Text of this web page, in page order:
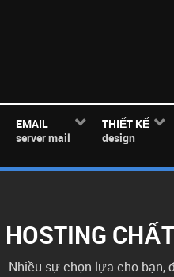
EMAIL
server mail
THIẾT KẾ
design
HOSTING
Nhiều sự chọn lựa cho bạn,